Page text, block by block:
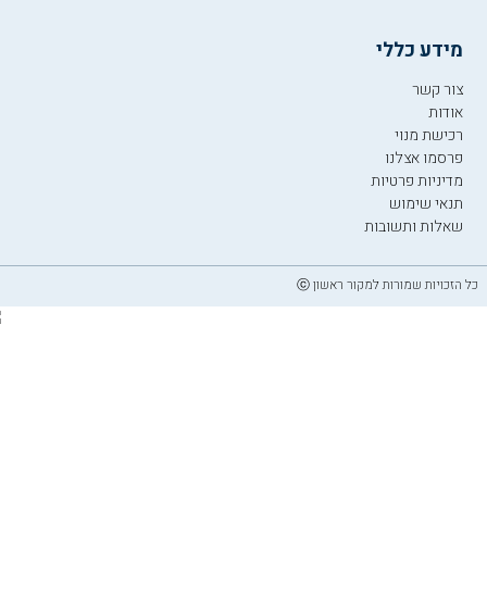
מידע כללי
צור קשר
אודות
רכישת מנוי
פרסמו אצלנו
מדיניות פרטיות
תנאי שימוש
שאלות ותשובות
כל הזכויות שמורות למקור ראשון ⓒ